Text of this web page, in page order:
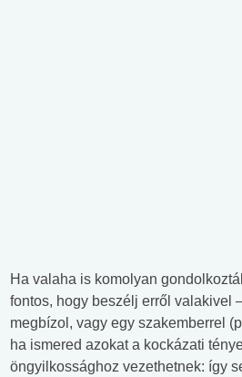
Ha valaha is komolyan
fontos, hogy beszélj erről valakivel
megbízol, vagy egy szakemberrel
ha ismered azokat a kockázati
öngyilkossághoz vezethetnek: így